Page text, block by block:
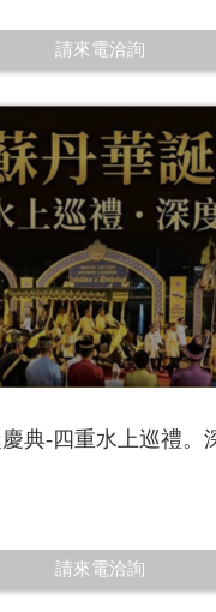
請來電洽詢
典-四重水上巡禮。
請來電洽詢